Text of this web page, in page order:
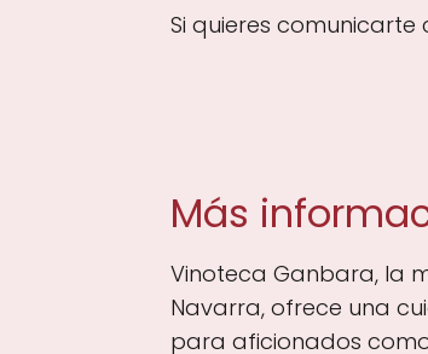
Si quieres comunicarte
Más
Vinoteca Ganbara, la
Navarra, ofrece una
para aficionados